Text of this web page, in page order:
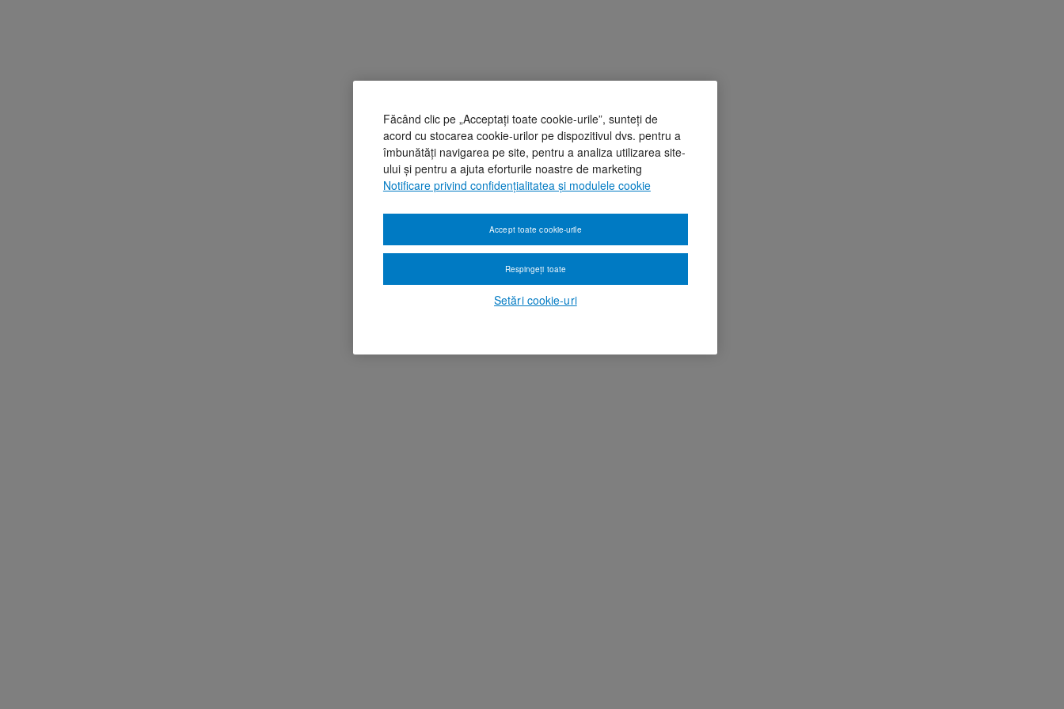
Făcând clic pe „Acceptați toate cookie-urile”, sunteți de
acord cu stocarea cookie-urilor pe dispozitivul dvs. pentru a
îmbunătăți navigarea pe site, pentru a analiza utilizarea site-
ului și pentru a ajuta eforturile noastre de marketing
Notificare privind confidențialitatea și modulele cookie
Setări cookie-uri
Respingeți toate
Accept toate cookie-urile